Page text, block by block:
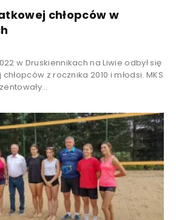
chłopców w
w Druskiennikach na Liwie odbył się
z rocznika 2010 i młodsi. MKS